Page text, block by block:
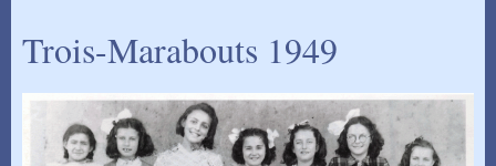
Trois-Marabouts 1949